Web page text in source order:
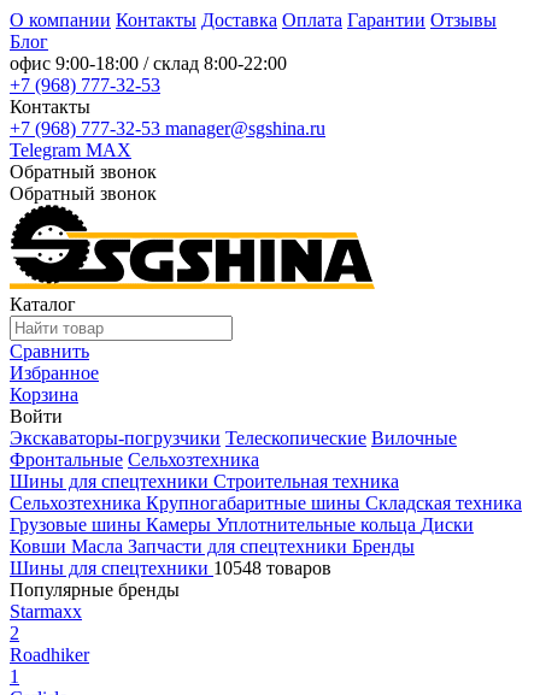
О компании Контакты Доставка Оплата Гарантии Отзывы
Блог
офис 9:00-18:00 / склад 8:00-22:00
+7 (968) 777-32-53
Контакты
+7 (968) 777-32-53 manager@sgshina.ru
Telegram MAX
Обратный звонок
Обратный звонок
Каталог
Сравнить
Избранное
Корзина
Войти
Экскаваторы-погрузчики Телескопические Вилочные
Фронтальные Сельхозтехника
Шины для спецтехники Строительная техника
Сельхозтехника Крупногабаритные шины Складская техника
Грузовые шины Камеры Уплотнительные кольца Диски
Ковши Масла Запчасти для спецтехники Бренды
Шины для спецтехники 10548 товаров
Популярные бренды
Starmaxx
2
Roadhiker
1